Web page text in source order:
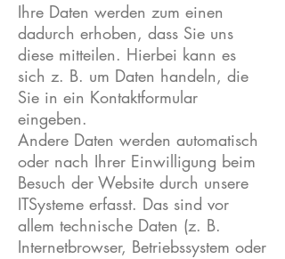
Ihre Daten werden zum einen
dadurch erhoben, dass Sie uns
diese mitteilen. Hierbei kann es
sich z. B. um Daten handeln, die
Sie in ein Kontaktformular
eingeben.
Andere Daten werden automatisch
oder nach Ihrer Einwilligung beim
Besuch der Website durch unsere
ITSysteme erfasst. Das sind vor
allem technische Daten (z. B.
Internetbrowser, Betriebssystem oder